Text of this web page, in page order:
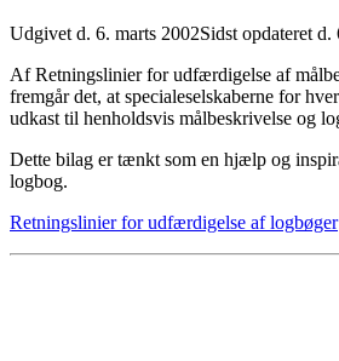
Udgivet d. 6. marts 2002Sidst opdateret d.
Af Retningslinier for udfærdigelse af
fremgår det, at specialeselskaberne for
udkast til henholdsvis målbeskrivelse og
Dette bilag er tænkt som en hjælp og
logbog.
Retningslinier for udfærdigelse af logbøger